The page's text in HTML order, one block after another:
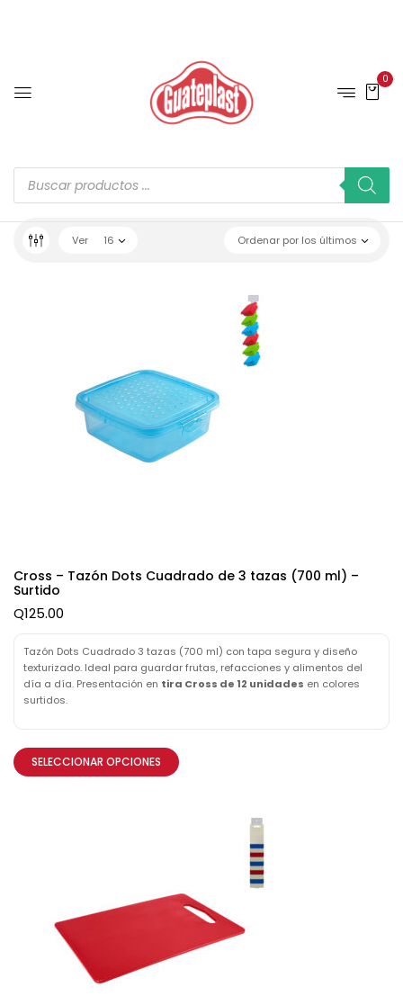
0
Ordenar por los últimos
Ver 16
Cross – Tazón Dots Cuadrado de 3 tazas (700 ml) –
Surtido
Q125.00
Tazón Dots Cuadrado 3 tazas (700 ml) con tapa segura y diseño
texturizado. Ideal para guardar frutas, refacciones y alimentos del
día a día. Presentación en tira Cross de 12 unidades en colores
surtidos.
SELECCIONAR OPCIONES